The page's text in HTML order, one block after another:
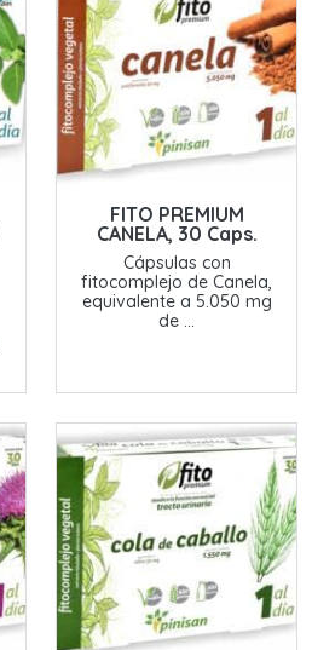
FITO PREMIUM
CANELA, 30 Caps.
Cápsulas con
fitocomplejo de Canela,
equivalente a 5.050 mg
de ...